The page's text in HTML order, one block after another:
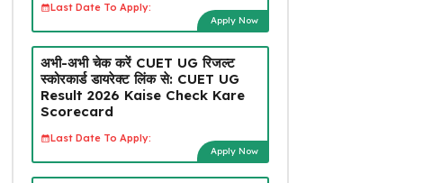
Last Date To Apply:
Apply Now
अभी-अभी चेक करें CUET UG रिजल्ट
स्कोरकार्ड डायरेक्ट लिंक से: CUET UG
Result 2026 Kaise Check Kare
Scorecard
Last Date To Apply:
Apply Now